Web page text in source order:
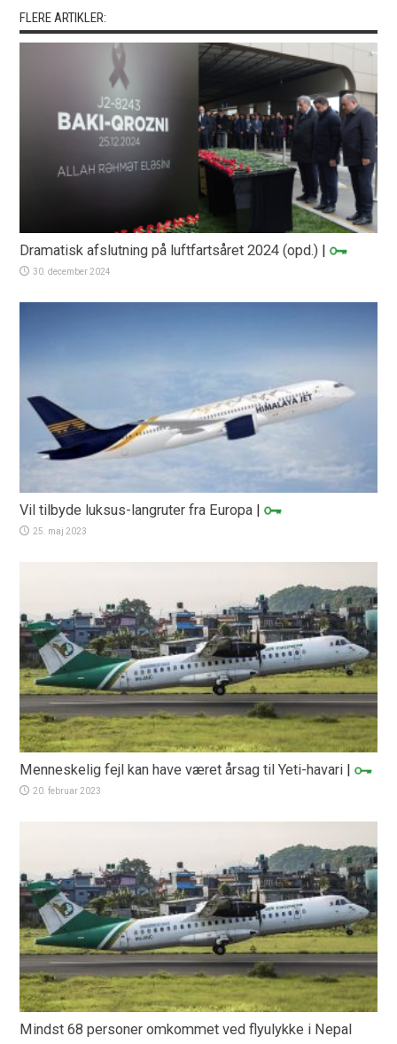
FLERE ARTIKLER:
Dramatisk afslutning på luftfartsåret 2024 (opd.) |
30. december 2024
Vil tilbyde luksus-langruter fra Europa |
25. maj 2023
Menneskelig fejl kan have været årsag til Yeti-havari |
20. februar 2023
Mindst 68 personer omkommet ved flyulykke i Nepal